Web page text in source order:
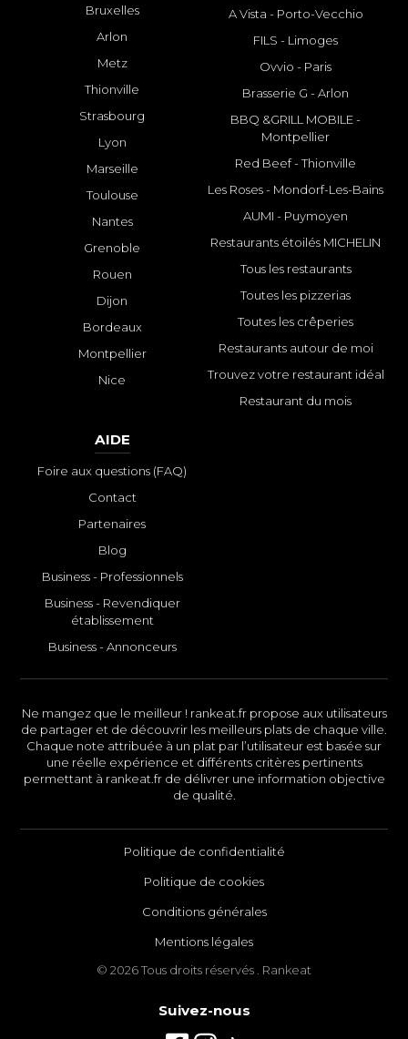
Bruxelles
Arlon
Metz
Thionville
Strasbourg
Lyon
Marseille
Toulouse
Nantes
Grenoble
Rouen
Dijon
Bordeaux
Montpellier
Nice
A Vista - Porto-Vecchio
FILS - Limoges
Ovvio - Paris
Brasserie G - Arlon
BBQ &GRILL MOBILE -
Montpellier
Red Beef - Thionville
Les Roses - Mondorf-Les-Bains
AUMI - Puymoyen
Restaurants étoilés MICHELIN
Tous les restaurants
Toutes les pizzerias
Toutes les crêperies
Restaurants autour de moi
Trouvez votre restaurant idéal
Restaurant du mois
AIDE
Foire aux questions (FAQ)
Contact
Partenaires
Blog
Business - Professionnels
Business - Revendiquer
établissement
Business - Annonceurs
Ne mangez que le meilleur ! rankeat.fr propose aux utilisateurs
de partager et de découvrir les meilleurs plats de chaque ville.
Chaque note attribuée à un plat par l’utilisateur est basée sur
une réelle expérience et différents critères pertinents
permettant à rankeat.fr de délivrer une information objective
de qualité.
Politique de confidentialité
Politique de cookies
Conditions générales
Mentions légales
© 2026 Tous droits réservés . Rankeat
Suivez-nous